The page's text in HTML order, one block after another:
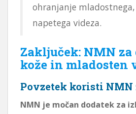
ohranjanje
napetega videza.
Zaključek: NMN
kože in mladosten
Povzetek koristi NMN
NMN je močan dodatek za